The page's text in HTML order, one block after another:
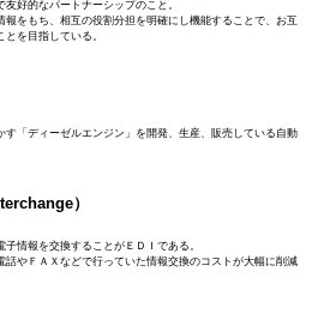
好的なパートナーシップのこと。
をもち、相互の役割分担を明確にし機能することで、お互
を目指している。
す「ディーゼルエンジン」を開発、生産、販売している自動
）
情報を交換することがＥＤＩである。
話やＦＡＸなどで行っていた情報交換のコストが大幅に削減